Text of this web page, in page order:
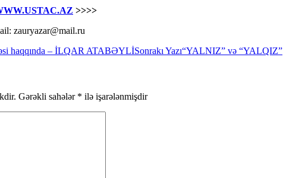
>>>>
zauryazar@mail.ru
haqqında – İLQAR ATABƏYLİSonrakı Yazı“YALNIZ” və “YALQIZ”
Gərəkli sahələr * ilə işarələnmişdir